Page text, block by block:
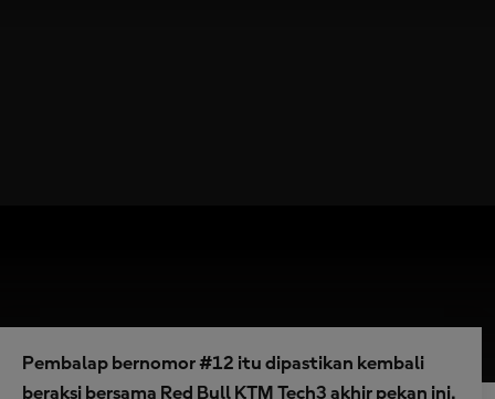
Pembalap bernomor #12 itu dipastikan kembali
beraksi bersama Red Bull KTM Tech3 akhir pekan ini.